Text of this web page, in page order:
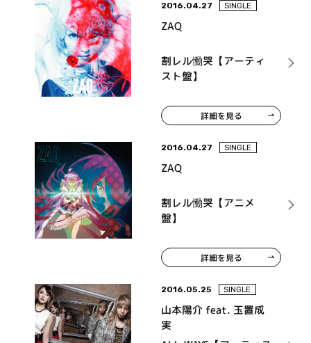
2016.04.27 SINGLE
ZAQ
割レル慟哭【アーティ
スト盤】
詳細を見る
2016.04.27 SINGLE
ZAQ
割レル慟哭【アニメ
盤】
詳細を見る
2016.05.25 SINGLE
山本陽介 feat. 玉置成
実